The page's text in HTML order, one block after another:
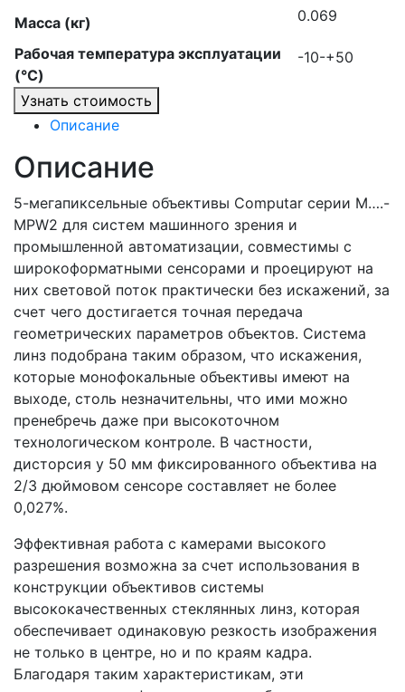
Масса (кг) 0.069
Рабочая температура эксплуатации
(°C)
-10-+50
Узнать стоимость
Описание
Описание
5-мегапиксельные объективы Computar серии M….-
MPW2 для систем машинного зрения и
промышленной автоматизации, совместимы с
широкоформатными сенсорами и проецируют на
них световой поток практически без искажений, за
счет чего достигается точная передача
геометрических параметров объектов. Система
линз подобрана таким образом, что искажения,
которые монофокальные объективы имеют на
выходе, столь незначительны, что ими можно
пренебречь даже при высокоточном
технологическом контроле. В частности,
дисторсия у 50 мм фиксированного объектива на
2/3 дюймовом сенсоре составляет не более
0,027%.
Эффективная работа с камерами высокого
разрешения возможна за счет использования в
конструкции объективов системы
высококачественных стеклянных линз, которая
обеспечивает одинаковую резкость изображения
не только в центре, но и по краям кадра.
Благодаря таким характеристикам, эти